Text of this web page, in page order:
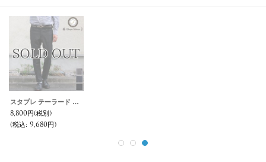
スタプレ テーラード アンクルパンツ『日本製』【送料無料】 / Upscape Audience
8,800円(税別)
(税込: 9,680円)